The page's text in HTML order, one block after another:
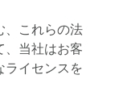
、これらの法
、当社はお客
ライセンスを